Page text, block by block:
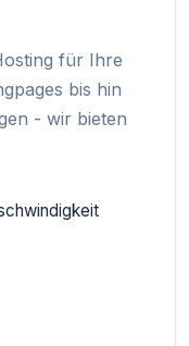
für Ihre
bis hin
- wir bieten